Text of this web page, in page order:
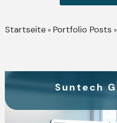
Startseite » Portfolio Posts »
Suntech